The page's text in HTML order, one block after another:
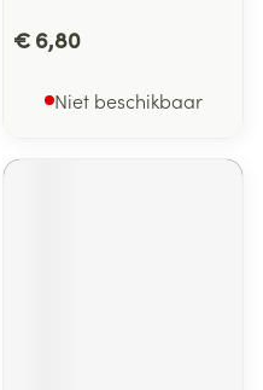
€ 6,80
Niet beschikbaar